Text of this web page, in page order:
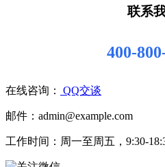
联系
400-
在线咨询： QQ交谈
邮件：admin@example.com
工作时间：周一至周五，9:30-